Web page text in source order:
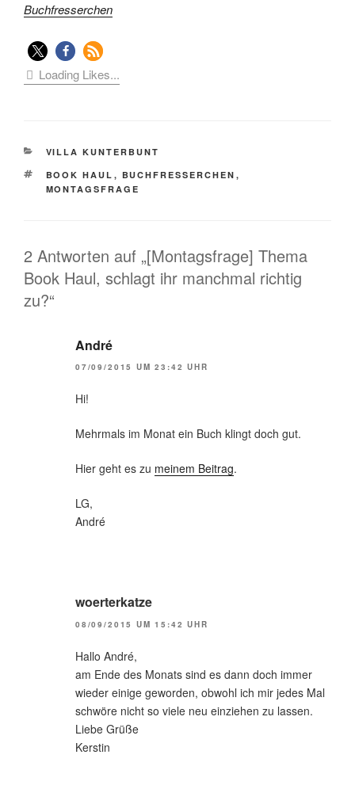
Buchfresserchen
Loading Likes...
KATEGORIEN
VILLA KUNTERBUNT
SCHLAGWÖRTER
BOOK HAUL , BUCHFRESSERCHEN ,
MONTAGSFRAGE
2 Antworten auf „[Montagsfrage] Thema
Book Haul, schlagt ihr manchmal richtig
zu?“
André
07/09/2015 UM 23:42 UHR
Hi!
Mehrmals im Monat ein Buch klingt doch gut.
Hier geht es zu meinem Beitrag.
LG,
André
woerterkatze
08/09/2015 UM 15:42 UHR
Hallo André,
am Ende des Monats sind es dann doch immer
wieder einige geworden, obwohl ich mir jedes Mal
schwöre nicht so viele neu einziehen zu lassen.
Liebe Grüße
Kerstin